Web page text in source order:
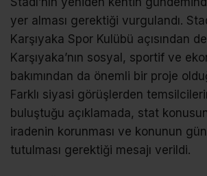
yer alması gerektiği vurgulandı.
Karşıyaka Spor Kulübü açısından
Karşıyaka’nın sosyal, sportif ve
bakımından da önemli bir proje
Farklı siyasi görüşlerden
buluştuğu açıklamada, stat
iradenin korunması ve konunun
tutulması gerektiği mesajı verildi.